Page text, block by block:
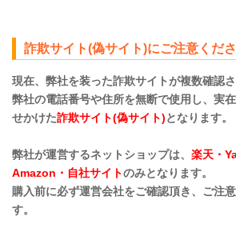
詐欺サイト(偽サイト)にご注意くだ
現在、弊社を装った詐欺サイトが複数確認さ
弊社の電話番号や住所を無断で使用し、実
せかけた詐欺サイト(偽サイト)となります。
弊社が運営するネットショップは、 楽天・
Amazon・自社サイトのみとなります。
購入前に必ず運営会社をご確認頂き、ご注
す。